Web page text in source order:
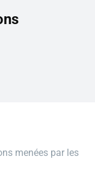
menées par les